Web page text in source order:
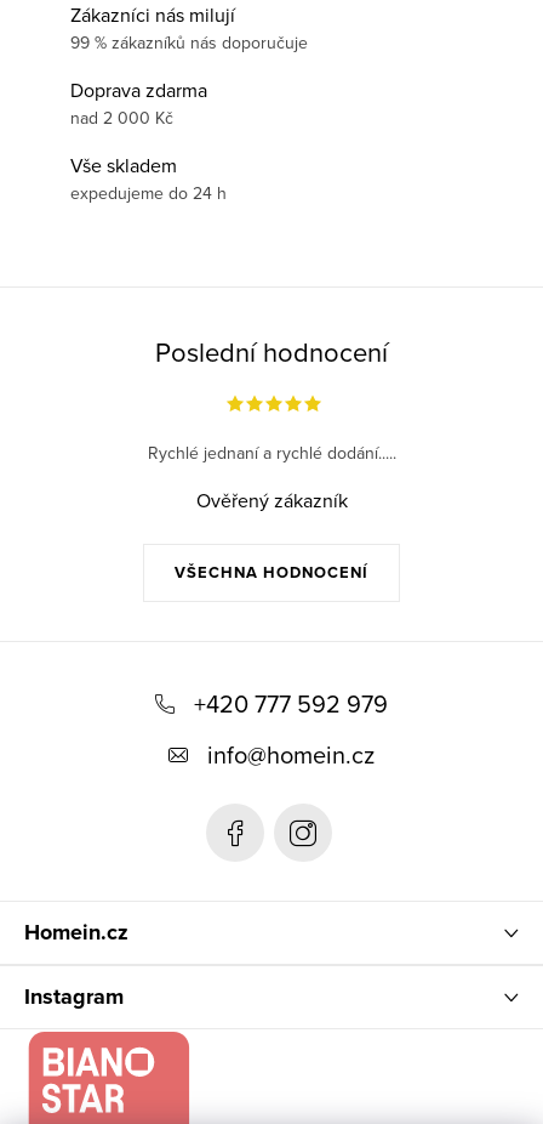
Zákazníci nás milují
99 % zákazníků nás doporučuje
Doprava zdarma
nad 2 000 Kč
Vše skladem
expedujeme do 24 h
Poslední hodnocení
VŠECHNA HODNOCENÍ
Rychlé jednaní a rychlé dodání.....
Ověřený zákazník
+420 777 592 979
info@homein.cz
Homein.cz
Instagram